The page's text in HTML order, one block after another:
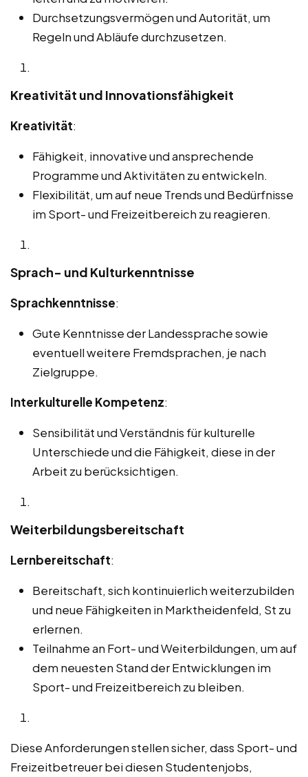
Durchsetzungsvermögen und Autorität, um
Regeln und Abläufe durchzusetzen.
Kreativität und Innovationsfähigkeit
Kreativität:
Fähigkeit, innovative und ansprechende
Programme und Aktivitäten zu entwickeln.
Flexibilität, um auf neue Trends und Bedürfnisse
im Sport- und Freizeitbereich zu reagieren.
Sprach- und Kulturkenntnisse
Sprachkenntnisse:
Gute Kenntnisse der Landessprache sowie
eventuell weitere Fremdsprachen, je nach
Zielgruppe.
Interkulturelle Kompetenz:
Sensibilität und Verständnis für kulturelle
Unterschiede und die Fähigkeit, diese in der
Arbeit zu berücksichtigen.
Weiterbildungsbereitschaft
Lernbereitschaft:
Bereitschaft, sich kontinuierlich weiterzubilden
und neue Fähigkeiten in Marktheidenfeld, St zu
erlernen.
Teilnahme an Fort- und Weiterbildungen, um auf
dem neuesten Stand der Entwicklungen im
Sport- und Freizeitbereich zu bleiben.
Diese Anforderungen stellen sicher, dass Sport- und
Freizeitbetreuer bei diesen Studentenjobs,